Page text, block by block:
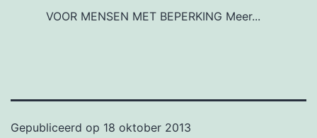
VOOR MENSEN MET BEPERKING Meer...
Gepubliceerd op 18 oktober 2013